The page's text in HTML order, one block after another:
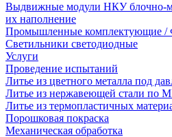
Выдвижные модули НКУ блочно-
их наполнение
Промышленные комплектующие /
Светильники светодиодные
Услуги
Проведение испытаний
Литье из цветного металла под
Литье из нержавеющей стали по
Литье из термопластичных
Порошковая покраска
Механическая обработка